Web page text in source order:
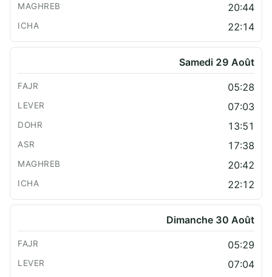
20:44
22:14
Samedi 29 Août
05:28
07:03
13:51
17:38
20:42
22:12
Dimanche 30 Août
05:29
07:04